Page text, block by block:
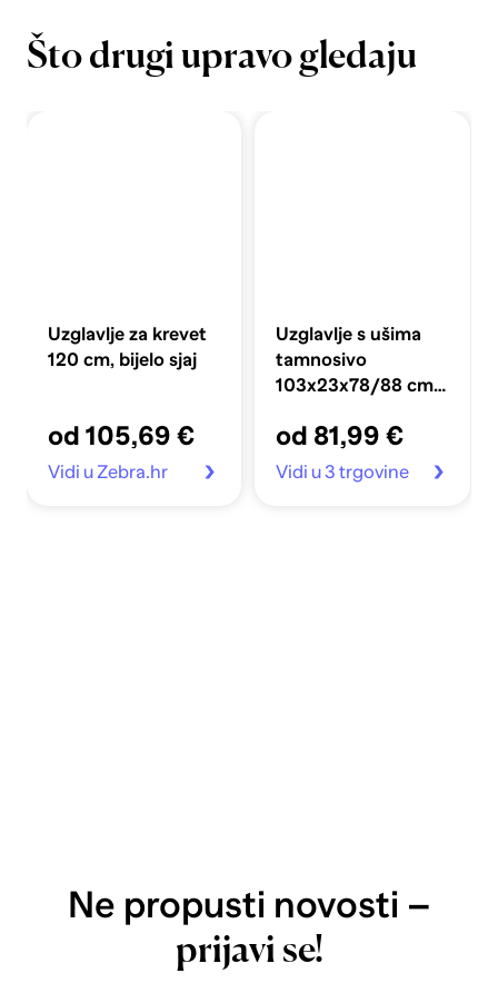
Što drugi upravo gledaju
Uzglavlje za krevet
120 cm, bijelo sjaj
od 105,69 €
Vidi u Zebra.hr
Uzglavlje s ušima
tamnosivo
103x23x78/88 cm
od 81,99 €
Vidi u 3 trgovine
Ne propusti novosti –
prijavi se!